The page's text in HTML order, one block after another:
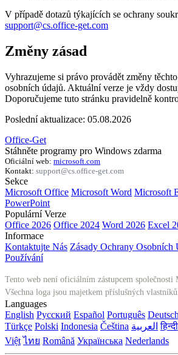
V případě dotazů týkajících se ochrany
support@cs.office-get.com
Změny zásad
Vyhrazujeme si právo provádět změny
osobních údajů. Aktuální verze je vždy
Doporučujeme tuto stránku pravidelně
Poslední aktualizace: 05.08.2026
Office-Get
Stáhněte programy pro Windows zdarma
Oficiální web: microsoft.com
Kontakt: support@cs.office-get.com
Sekce
Microsoft Office Microsoft Word Microsoft
PowerPoint
Populární Verze
Office 2026 Office 2024 Word 2026 Excel
Informace
Kontaktujte Nás Zásady Ochrany Osobních
Používání
Tento web není oficiálním zástupcem
Všechna loga jsou majetkem příslušných
Languages
English Русский Español Português Deutsch
Türkçe Polski Indonesia Čeština العربية हिन्दी
Việt ไทย Română Українська Nederlands